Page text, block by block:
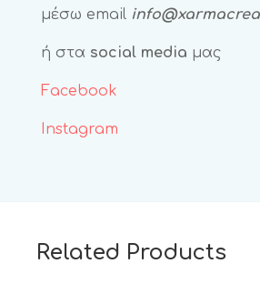
μέσω email
ή στα social media μας
Facebook
Instagram
Related Products